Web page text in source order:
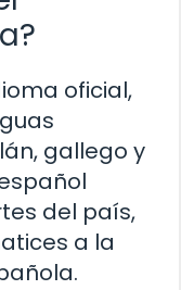
oficial,
gallego y
del país,
a la